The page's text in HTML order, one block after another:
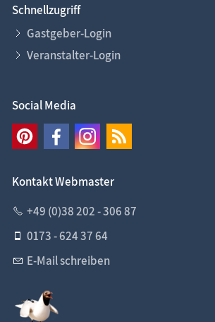
Schnellzugriff
Gastgeber-Login
Veranstalter-Login
Social Media
Kontakt Webmaster
+49 (0)38 202 - 306 87
0173 - 624 37 64
E-Mail schreiben